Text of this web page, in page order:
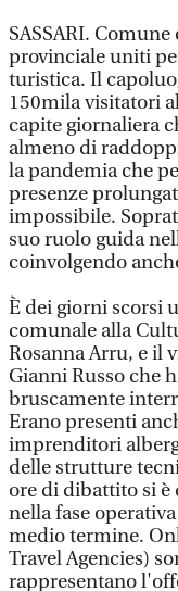
SASSARI.
provinciale uniti
turistica. Il
150mila visitatori
capite giornaliera
almeno di
la pandemia che
presenze
impossibile.
suo ruolo guida
coinvolgendo
È dei giorni scorsi
comunale alla
Rosanna Arru, e il
Gianni Russo che
bruscamente
Erano presenti
imprenditori
delle strutture
ore di dibattito si
nella fase
medio termine.
Travel Agencies)
rappresentano